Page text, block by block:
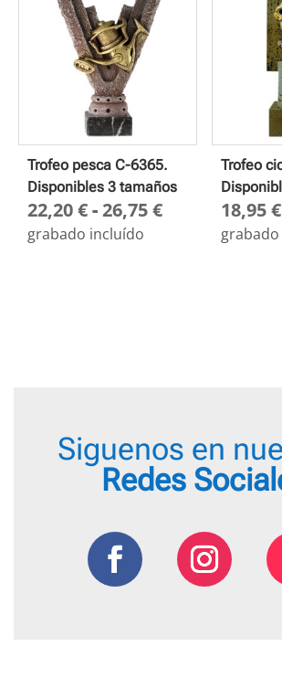
Trofeo pesca C-6365.
Disponibles 3 tamaños
22,20€-26,75€Rango
grabado incluído
Trofeo
18,95€
Siguenos en
Redes